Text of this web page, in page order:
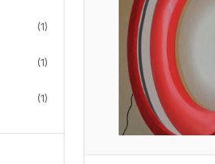
(1)
(1)
(1)